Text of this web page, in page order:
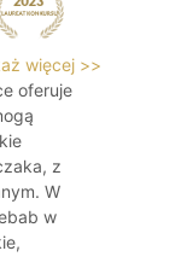
więcej >>
oferuje
z
W
w